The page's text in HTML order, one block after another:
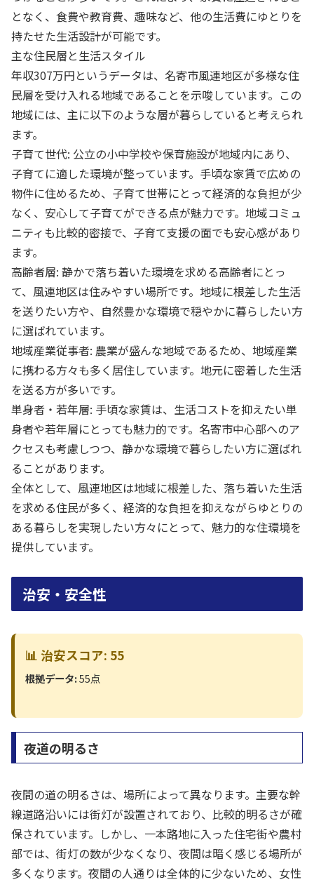
となく、食費や教育費、趣味など、他の生活費にゆとりを
持たせた生活設計が可能です。
主な住民層と生活スタイル
年収307万円というデータは、名寄市風連地区が多様な住
民層を受け入れる地域であることを示唆しています。この
地域には、主に以下のような層が暮らしていると考えられ
ます。
子育て世代: 公立の小中学校や保育施設が地域内にあり、
子育てに適した環境が整っています。手頃な家賃で広めの
物件に住めるため、子育て世帯にとって経済的な負担が少
なく、安心して子育てができる点が魅力です。地域コミュ
ニティも比較的密接で、子育て支援の面でも安心感があり
ます。
高齢者層: 静かで落ち着いた環境を求める高齢者にとっ
て、風連地区は住みやすい場所です。地域に根差した生活
を送りたい方や、自然豊かな環境で穏やかに暮らしたい方
に選ばれています。
地域産業従事者: 農業が盛んな地域であるため、地域産業
に携わる方々も多く居住しています。地元に密着した生活
を送る方が多いです。
単身者・若年層: 手頃な家賃は、生活コストを抑えたい単
身者や若年層にとっても魅力的です。名寄市中心部へのア
クセスも考慮しつつ、静かな環境で暮らしたい方に選ばれ
ることがあります。
全体として、風連地区は地域に根差した、落ち着いた生活
を求める住民が多く、経済的な負担を抑えながらゆとりの
ある暮らしを実現したい方々にとって、魅力的な住環境を
提供しています。
治安・安全性
📊 治安スコア: 55
根拠データ:55点
夜道の明るさ
夜間の道の明るさは、場所によって異なります。主要な幹
線道路沿いには街灯が設置されており、比較的明るさが確
保されています。しかし、一本路地に入った住宅街や農村
部では、街灯の数が少なくなり、夜間は暗く感じる場所が
多くなります。夜間の人通りは全体的に少ないため、女性